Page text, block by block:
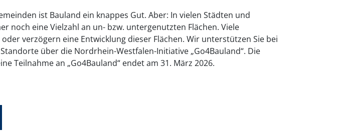
ist Bauland ein knappes Gut. Aber: In vielen Städten und
noch eine Vielzahl an un- bzw. untergenutzten Flächen. Viele
verzögern eine Entwicklung dieser Flächen. Wir unterstützen Sie bei
über die Nordrhein-Westfalen-Initiative „Go4Bauland“. Die
Teilnahme an „Go4Bauland“ endet am 31. März 2026.